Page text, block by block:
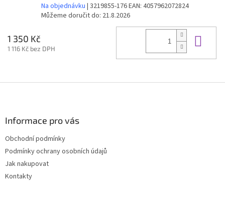
Na objednávku | 3219855-176EAN: 4057962072824
Můžeme doručit do: 21.8.2026
1 350 Kč
1 116 Kč bez DPH
Informace pro vás
Obchodní podmínky
Podmínky ochrany osobních údajů
Jak nakupovat
Kontakty